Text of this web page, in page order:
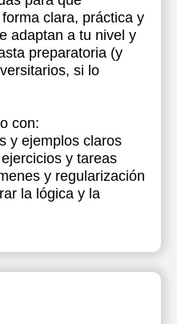
clara, práctica y
adaptan a tu nivel y
preparatoria (y
si lo
con:
y ejemplos claros
y tareas
y regularización
la lógica y la